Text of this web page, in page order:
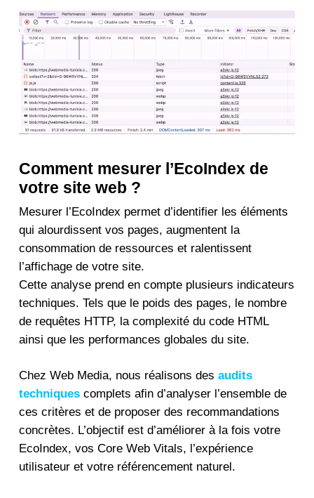
Comment mesurer l’EcoIndex de
votre site web ?
Mesurer l’EcoIndex permet d’identifier les éléments
qui alourdissent vos pages, augmentent la
consommation de ressources et ralentissent
l’affichage de votre site.
Cette analyse prend en compte plusieurs indicateurs
techniques. Tels que le poids des pages, le nombre
de requêtes HTTP, la complexité du code HTML
ainsi que les performances globales du site.
Chez Web Media, nous réalisons des audits
techniquescomplets afin d’analyser l’ensemble de
ces critères et de proposer des recommandations
concrètes. L’objectif est d’améliorer à la fois votre
EcoIndex, vos Core Web Vitals, l’expérience
utilisateur et votre référencement naturel.